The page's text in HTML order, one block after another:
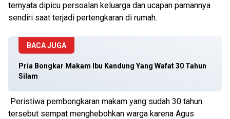
ternyata dipicu persoalan keluarga dan ucapan pamannya
sendiri saat terjadi pertengkaran di rumah.
BACA JUGA
Pria Bongkar Makam Ibu Kandung Yang Wafat 30 Tahun
Silam
Peristiwa pembongkaran makam yang sudah 30 tahun
tersebut sempat menghebohkan warga karena Agus